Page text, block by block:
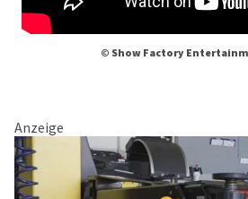
© Show Factory
Anzeige